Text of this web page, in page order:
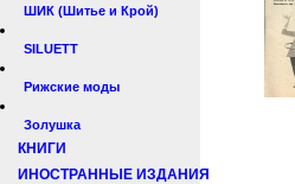
ШИК (Шитье и Крой)
SILUETT
Рижские моды
Золушка
КНИГИ
ИНОСТРАННЫЕ ИЗДАНИЯ